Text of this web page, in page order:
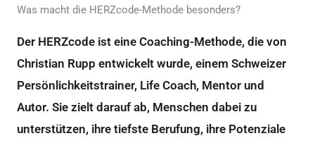
Was macht die HERZcode-Methode besonders?
Der HERZcode ist eine Coaching-Methode, die von
Christian Rupp entwickelt wurde, einem Schweizer
Persönlichkeitstrainer, Life Coach, Mentor und
Autor. Sie zielt darauf ab, Menschen dabei zu
unterstützen, ihre tiefste Berufung, ihre Potenziale